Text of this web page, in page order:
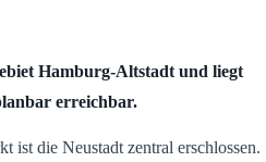
Hamburg-Altstadt und liegt
erreichbar.
ist die Neustadt zentral erschlossen.